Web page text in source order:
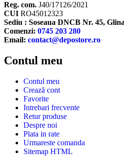
Reg. com. J40/17126/2021
CUI RO45012323
Sediu : Soseaua DNCB Nr. 45,
Comenzi: 0745 203 280
Email: contact@depostore.ro
Contul meu
Contul meu
Crează cont
Favorite
Intrebari frecvente
Retur produse
Despre noi
Plata in rate
Urmareste comanda
Sitemap HTML